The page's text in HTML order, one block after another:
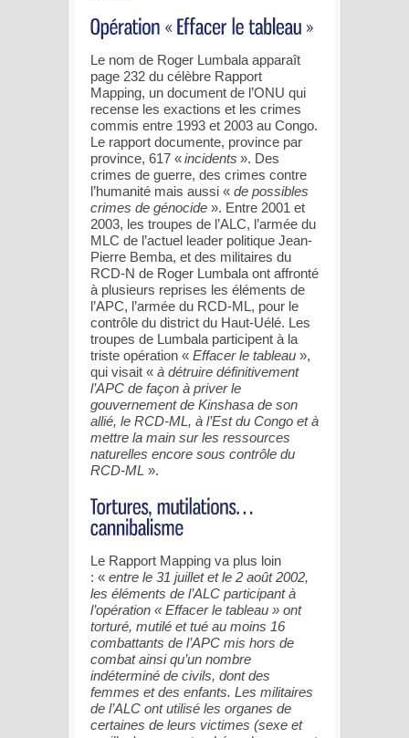
Le nom de Roger Lumbala apparaît
page 232 du célèbre Rapport
Mapping, un document de l’ONU qui
recense les exactions et les crimes
commis entre 1993 et 2003 au Congo.
Le rapport documente, province par
province, 617 «incidents ». Des
crimes de guerre, des crimes contre
l’humanité mais aussi « de possibles
crimes de génocide ». Entre 2001 et
2003, les troupes de l’ALC, l’armée du
MLC de l’actuel leader politique Jean-
Pierre Bemba, et des militaires du
RCD-N de Roger Lumbala ont affronté
à plusieurs reprises les éléments de
l’APC, l’armée du RCD-ML, pour le
contrôle du district du Haut-Uélé. Les
troupes de Lumbala participent à la
triste opération « Effacer le tableau »,
qui visait « à détruire définitivement
l’APC de façon à priver le
gouvernement de Kinshasa de son
allié, le RCD-ML, à l’Est du Congo et à
mettre la main sur les ressources
naturelles encore sous contrôle du
RCD-ML ».
Le Rapport Mapping va plus loin
: « entre le 31 juillet et le 2 août 2002,
les éléments de l’ALC participant à
l’opération « Effacer le tableau » ont
torturé, mutilé et tué au moins 16
combattants de l’APC mis hors de
combat ainsi qu’un nombre
indéterminé de civils, dont des
femmes et des enfants. Les militaires
de l’ALC ont utilisé les organes de
certaines de leurs victimes (sexe et